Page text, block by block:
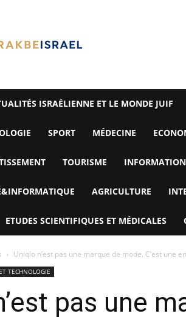
ISRAÉLIENNE ET LE MONDE JUIF
SPORT MÉDECINE
TOURISME
AGRICULTURE
ETUDES SCIENTIFIQUES ET MÉDICALES
Uniqlo n’est pas une marque de mode. C’est une
TECHNOLOGIE
pas une